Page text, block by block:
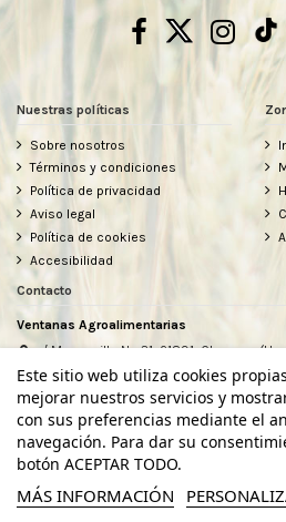
Nuestras políticas
Sobre nosotros
Términos y condiciones
Política de privacidad
Aviso legal
Política de cookies
Accesibilidad
Contacto
Ventanas Agroalimentarias
c/ Manzanilla Nº 31, 21891, Chucena
634912080
hola@ventanasagroalimentarias.com
Este sitio web utiliza cookies
mejorar nuestros servicios y
con sus preferencias mediante el
navegación. Para dar su
botón ACEPTAR TODO.
MÁS INFORMACIÓN